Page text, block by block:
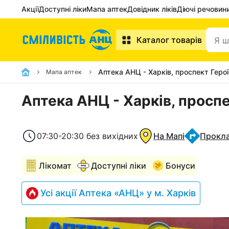
АкціїДоступні лікиМапа аптекДовідник ліківДіючі
Каталог товарів
Мапа аптек Аптека АНЦ - Харків, проспект
Аптека АНЦ - Харків,
07:30-20:30 без вихідних На Мапі
Лікомат Доступні ліки Бонуси
Усі акції Аптека «АНЦ» у м. Харків